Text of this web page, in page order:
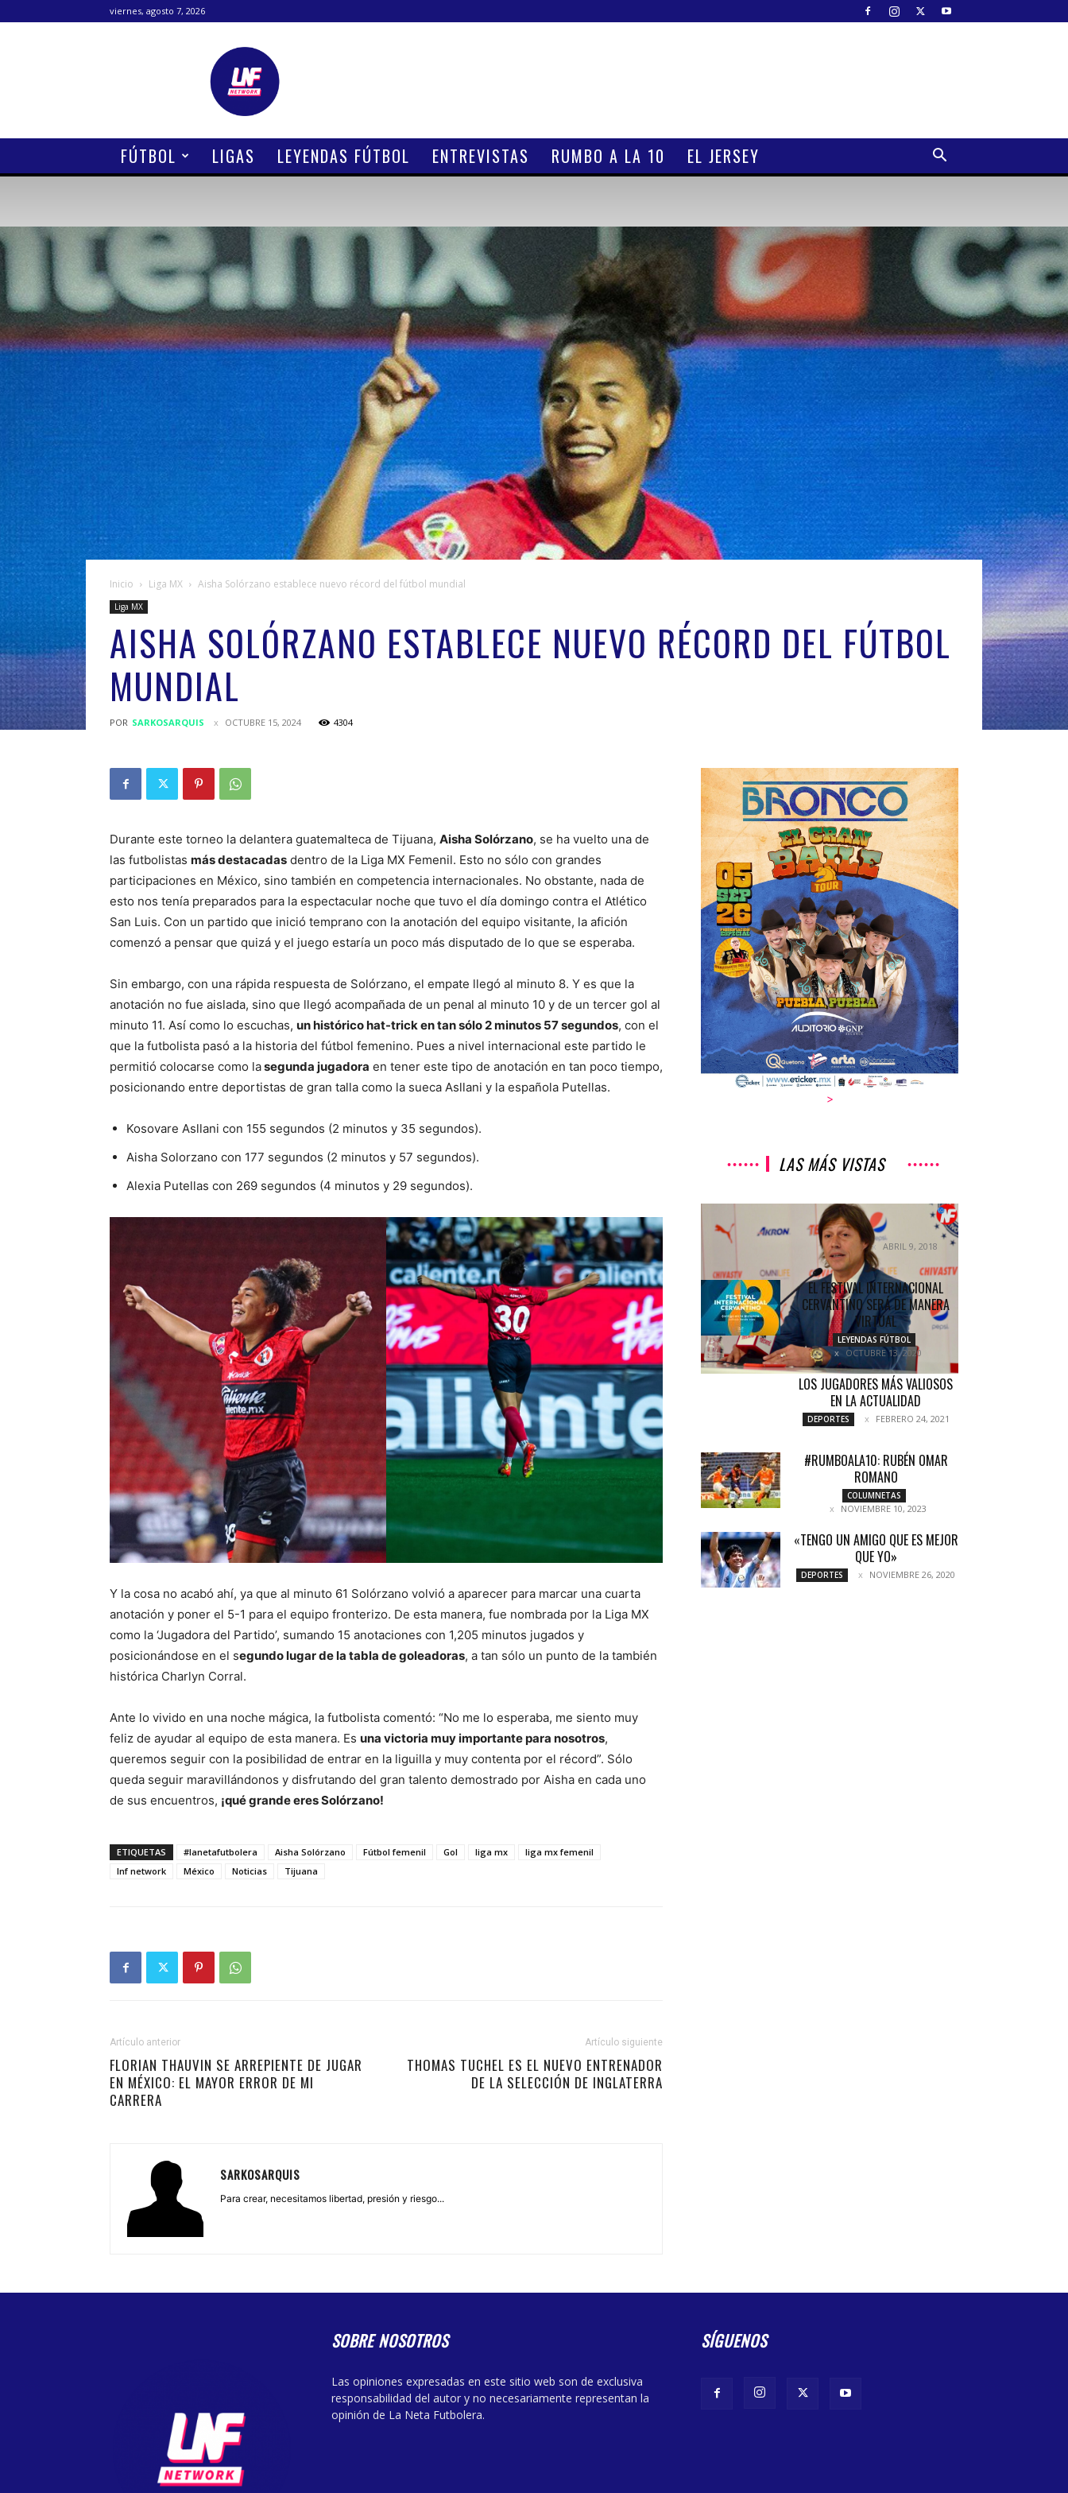
viernes, agosto 7, 2026
Lanetafutbolera
FÚTBOL LIGAS LEYENDAS FÚTBOL ENTREVISTAS RUMBO A LA 10 EL JERSEY
Inicio Liga MX Aisha Solórzano establece nuevo récord del fútbol mundial
Liga MX
AISHA SOLÓRZANO ESTABLECE NUEVO RÉCORD DEL FÚTBOL
MUNDIAL
POR SARKOSARQUIS OCTUBRE 15, 2024 4304
Durante este torneo la delantera guatemalteca de Tijuana, Aisha Solórzano, se ha vuelto una de
las futbolistas más destacadas dentro de la Liga MX Femenil. Esto no sólo con grandes
participaciones en México, sino también en competencia internacionales. No obstante, nada de
esto nos tenía preparados para la espectacular noche que tuvo el día domingo contra el Atlético
San Luis. Con un partido que inició temprano con la anotación del equipo visitante, la afición
comenzó a pensar que quizá y el juego estaría un poco más disputado de lo que se esperaba.
Sin embargo, con una rápida respuesta de Solórzano, el empate llegó al minuto 8. Y es que la
anotación no fue aislada, sino que llegó acompañada de un penal al minuto 10 y de un tercer gol al
minuto 11. Así como lo escuchas, un histórico hat-trick en tan sólo 2 minutos 57 segundos, con el
que la futbolista pasó a la historia del fútbol femenino. Pues a nivel internacional este partido le
permitió colocarse como lasegunda jugadora en tener este tipo de anotación en tan poco tiempo,
posicionando entre deportistas de gran talla como la sueca Asllani y la española Putellas.
Kosovare Asllani con 155 segundos (2 minutos y 35 segundos).
Aisha Solorzano con 177 segundos (2 minutos y 57 segundos).
Alexia Putellas con 269 segundos (4 minutos y 29 segundos).
Y la cosa no acabó ahí, ya que al minuto 61 Solórzano volvió a aparecer para marcar una cuarta
anotación y poner el 5-1 para el equipo fronterizo. De esta manera, fue nombrada por la Liga MX
como la ‘Jugadora del Partido’, sumando 15 anotaciones con 1,205 minutos jugados y
posicionándose en el segundo lugar de la tabla de goleadoras, a tan sólo un punto de la también
histórica Charlyn Corral.
Ante lo vivido en una noche mágica, la futbolista comentó: “No me lo esperaba, me siento muy
feliz de ayudar al equipo de esta manera. Es una victoria muy importante para nosotros,
queremos seguir con la posibilidad de entrar en la liguilla y muy contenta por el récord”. Sólo
queda seguir maravillándonos y disfrutando del gran talento demostrado por Aisha en cada uno
de sus encuentros, ¡qué grande eres Solórzano!
ETIQUETAS #lanetafutbolera Aisha Solórzano Fútbol femenil Gol liga mx
liga mx femenil
lnf network
México Noticias Tijuana
Artículo anterior
FLORIAN THAUVIN SE ARREPIENTE DE JUGAR
EN MÉXICO: EL MAYOR ERROR DE MI
CARRERA
Artículo siguiente
THOMAS TUCHEL ES EL NUEVO ENTRENADOR
DE LA SELECCIÓN DE INGLATERRA
SARKOSARQUIS
Para crear, necesitamos libertad, presión y riesgo...
>
LAS MÁS VISTAS
CHIVAS CAE EN CASA CON
CANTERANOS
NOTICIAS ABRIL 9, 2018
EL FESTIVAL INTERNACIONAL
CERVANTINO SERÁ DE MANERA
VIRTUAL
LEYENDAS FÚTBOL
OCTUBRE 13, 2020
LOS JUGADORES MÁS VALIOSOS
EN LA ACTUALIDAD
DEPORTES FEBRERO 24, 2021
#RUMBOALA10: RUBÉN OMAR
ROMANO
COLUMNETAS
NOVIEMBRE 10, 2023
«TENGO UN AMIGO QUE ES MEJOR
QUE YO»
DEPORTES NOVIEMBRE 26, 2020
SOBRE NOSOTROS
Las opiniones expresadas en este sitio web son de exclusiva
responsabilidad del autor y no necesariamente representan la
opinión de La Neta Futbolera.
SÍGUENOS